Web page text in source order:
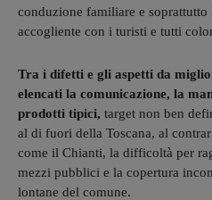
conduzione familiare e
accogliente con i turisti e tutti
Tra i difetti e gli aspetti da
elencati la comunicazione, la
prodotti tipici, target non ben
al di fuori della Toscana, al
come il Chianti, la difficoltà per
mezzi pubblici e la copertura
lontane del comune.